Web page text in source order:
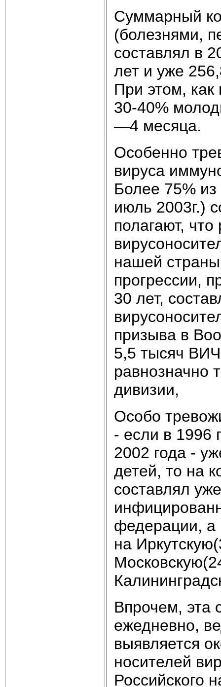
Суммарный
(болезнями,
составлял в
лет и уже
При этом, как
30-40%
—4 месяца.
Особенно
вируса
Более 75%
июль 2003г.)
полагают,
нашей страны
прогрессии,
30 лет,
призыва в
5,5 тысяч
равнозначно
дивизии,
Особо
- если в 1996
2002 года -
детей, то на
составлял
федерации, а
на
Впрочем, эта
ежедневно,
выявляется
носителей
Российского